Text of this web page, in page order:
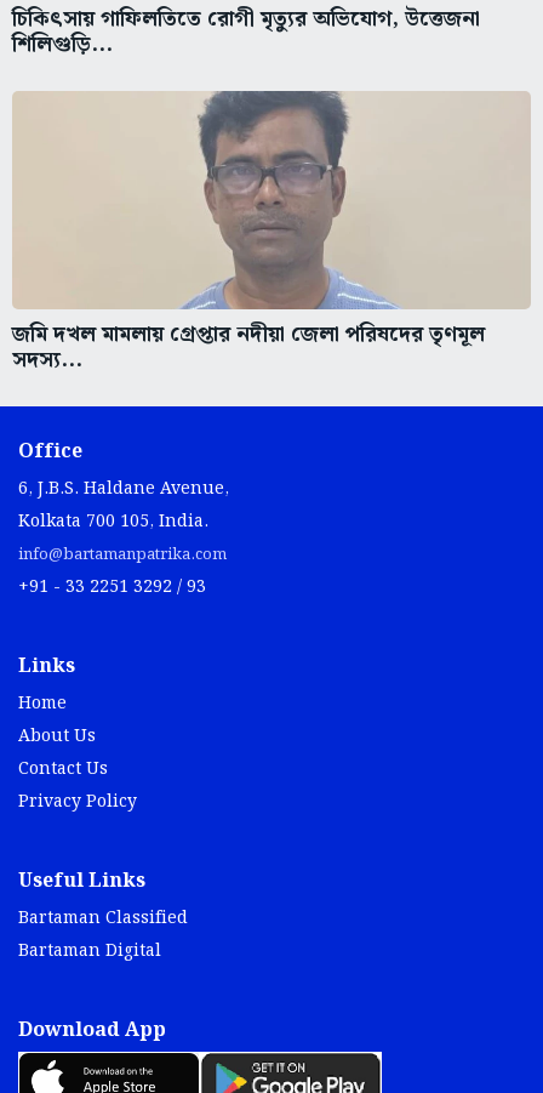
চিকিৎসায় গাফিলতিতে রোগী মৃত্যুর অভিযোগ, উত্তেজনা
শিলিগুড়ি...
জমি দখল মামলায় গ্রেপ্তার নদীয়া জেলা পরিষদের তৃণমূল
সদস্য...
Office
6, J.B.S. Haldane Avenue,
Kolkata 700 105, India.
info@bartamanpatrika.com
+91 - 33 2251 3292 / 93
Links
Home
About Us
Contact Us
Privacy Policy
Useful Links
Bartaman Classified
Bartaman Digital
Download App